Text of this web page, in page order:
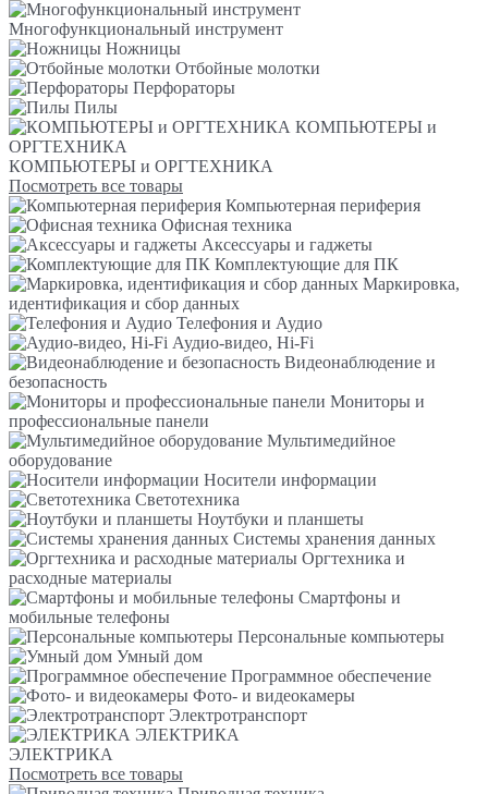
Многофункциональный инструмент
Ножницы
Отбойные молотки
Перфораторы
Пилы
КОМПЬЮТЕРЫ и
ОРГТЕХНИКА
КОМПЬЮТЕРЫ и ОРГТЕХНИКА
Посмотреть все товары
Компьютерная периферия
Офисная техника
Аксессуары и гаджеты
Комплектующие для ПК
Маркировка,
идентификация и сбор данных
Телефония и Аудио
Аудио-видео, Hi-Fi
Видеонаблюдение и
безопасность
Мониторы и
профессиональные панели
Мультимедийное
оборудование
Носители информации
Светотехника
Ноутбуки и планшеты
Системы хранения данных
Оргтехника и
расходные материалы
Смартфоны и
мобильные телефоны
Персональные компьютеры
Умный дом
Программное обеспечение
Фото- и видеокамеры
Электротранспорт
ЭЛЕКТРИКА
ЭЛЕКТРИКА
Посмотреть все товары